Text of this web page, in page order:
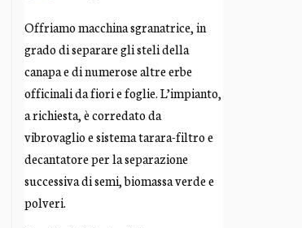
Offriamo macchina sgranatrice, in
grado di separare gli steli della
canapa e di numerose altre erbe
officinali da fiori e foglie. L’impianto,
a richiesta, è corredato da
vibrovaglio e sistema tarara-filtro e
decantatore per la separazione
successiva di semi, biomassa verde e
polveri.